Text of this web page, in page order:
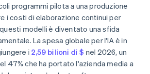
programmi pilota a una produzione
i costi di elaborazione continui per
modelli è diventato una sfida
La spesa globale per l'IA è in
i 2,59 bilioni di $ nel 2026, un
47% che ha portato l'azienda media a